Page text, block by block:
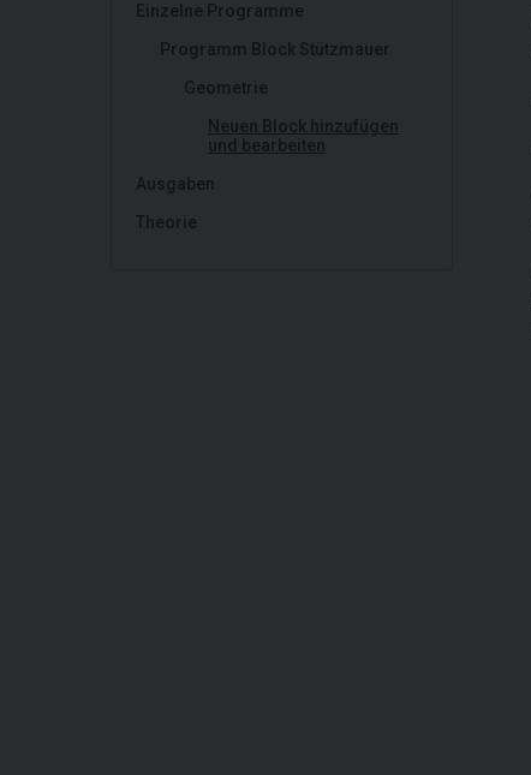
Einzelne Programme
Programm Block Stützmauer
Geometrie
Neuen Block hinzufügen
und bearbeiten
Ausgaben
Theorie